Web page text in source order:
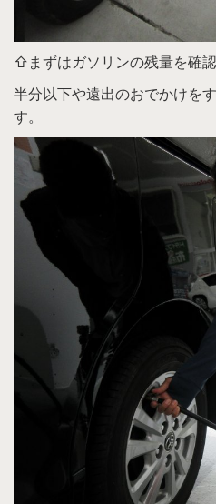
⇧まずはガソリンの残量を確認
半分以下や遠出のおでかけを
す。